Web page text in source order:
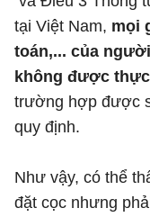
tại Việt Nam, mọi
toán,... của
không được
trường hợp được
quy định.
Như vậy, có thể
đặt cọc nhưng